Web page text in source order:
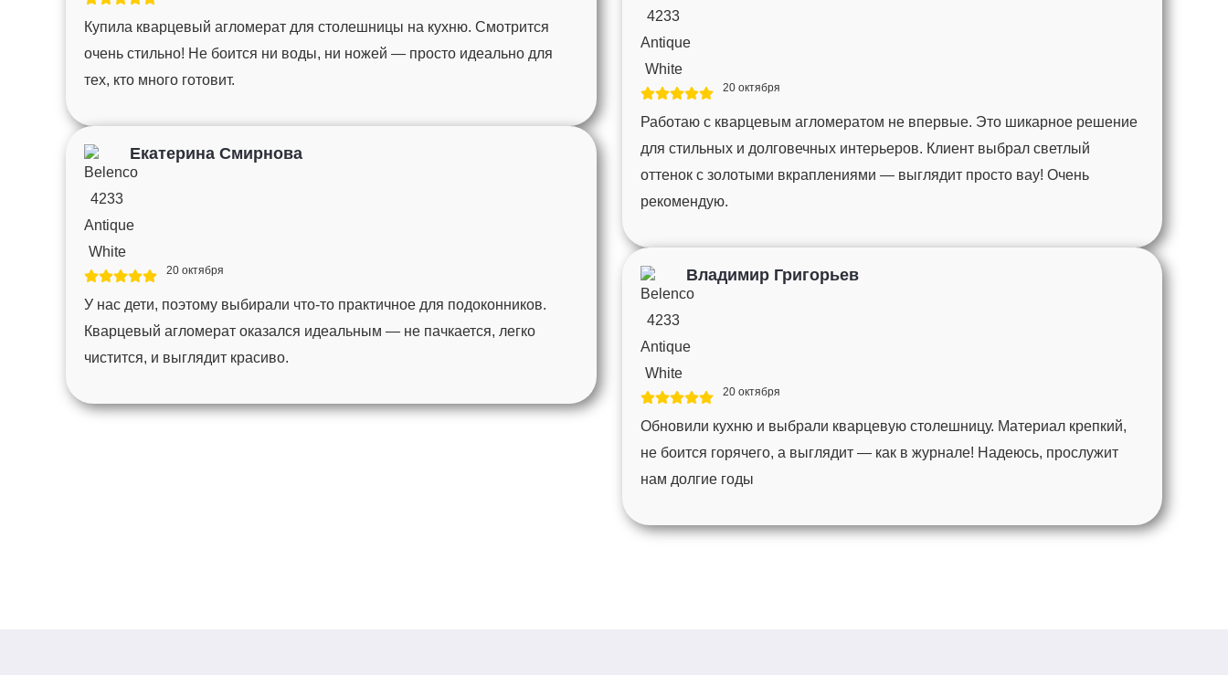
Купила кварцевый агломерат для столешницы на кухню. Смотрится
очень стильно! Не боится ни воды, ни ножей — просто идеально для
тех, кто много готовит.
Екатерина Смирнова
20 октября
У нас дети, поэтому выбирали что-то практичное для подоконников.
Кварцевый агломерат оказался идеальным — не пачкается, легко
чистится, и выглядит красиво.
20 октября
Работаю с кварцевым агломератом не впервые. Это шикарное решение
для стильных и долговечных интерьеров. Клиент выбрал светлый
оттенок с золотыми вкраплениями — выглядит просто вау! Очень
рекомендую.
Владимир Григорьев
20 октября
Обновили кухню и выбрали кварцевую столешницу. Материал крепкий,
не боится горячего, а выглядит — как в журнале! Надеюсь, прослужит
нам долгие годы